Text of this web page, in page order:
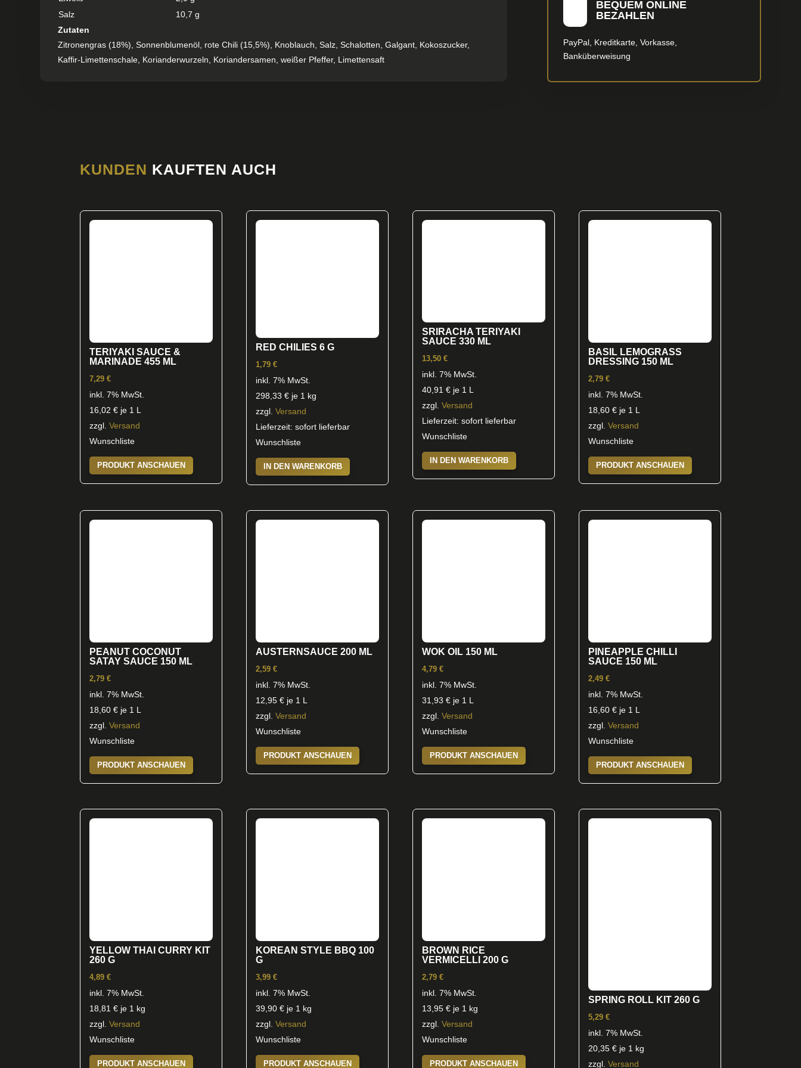
Salz
10,7 g
Zutaten
Zitronengras (18%), Sonnenblumenöl, rote Chili (15,5%), Knoblauch, Salz, Schalotten, Galgant, Kokoszucker,
Kaffir-Limettenschale, Korianderwurzeln, Koriandersamen, weißer Pfeffer, Limettensaft
BEQUEM ONLINE
BEZAHLEN
PayPal, Kreditkarte, Vorkasse,
Banküberweisung
KUNDEN KAUFTEN AUCH
TERIYAKI SAUCE &
MARINADE 455 ML
7,29€
inkl. 7% MwSt.
16,02€ je 1 L
zzgl.Versand
Wunschliste
PRODUKT ANSCHAUEN
RED CHILIES 6 G
1,79€
inkl. 7% MwSt.
298,33€ je 1 kg
zzgl.Versand
Lieferzeit: sofort lieferbar
Wunschliste
IN DEN WARENKORB
SRIRACHA TERIYAKI
SAUCE 330 ML
13,50€
inkl. 7% MwSt.
40,91€ je 1 L
zzgl.Versand
Lieferzeit: sofort lieferbar
Wunschliste
IN DEN WARENKORB
BASIL LEMOGRASS
DRESSING 150 ML
2,79€
inkl. 7% MwSt.
18,60€ je 1 L
zzgl.Versand
Wunschliste
PRODUKT ANSCHAUEN
PEANUT COCONUT
SATAY SAUCE 150 ML
2,79€
inkl. 7% MwSt.
18,60€ je 1 L
zzgl.Versand
Wunschliste
PRODUKT ANSCHAUEN
AUSTERNSAUCE 200 ML
2,59€
inkl. 7% MwSt.
12,95€ je 1 L
zzgl.Versand
Wunschliste
PRODUKT ANSCHAUEN
WOK OIL 150 ML
4,79€
inkl. 7% MwSt.
31,93€ je 1 L
zzgl.Versand
Wunschliste
PRODUKT ANSCHAUEN
PINEAPPLE CHILLI
SAUCE 150 ML
2,49€
inkl. 7% MwSt.
16,60€ je 1 L
zzgl.Versand
Wunschliste
PRODUKT ANSCHAUEN
YELLOW THAI CURRY KIT
260 G
4,89€
inkl. 7% MwSt.
18,81€ je 1 kg
zzgl.Versand
Wunschliste
PRODUKT ANSCHAUEN
KOREAN STYLE BBQ 100
G
3,99€
inkl. 7% MwSt.
39,90€ je 1 kg
zzgl.Versand
Wunschliste
PRODUKT ANSCHAUEN
BROWN RICE
VERMICELLI 200 G
2,79€
inkl. 7% MwSt.
13,95€ je 1 kg
zzgl.Versand
Wunschliste
PRODUKT ANSCHAUEN
SPRING ROLL KIT 260 G
5,29€
inkl. 7% MwSt.
20,35€ je 1 kg
zzgl.Versand